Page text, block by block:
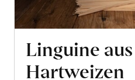
Linguine
Hartweizen